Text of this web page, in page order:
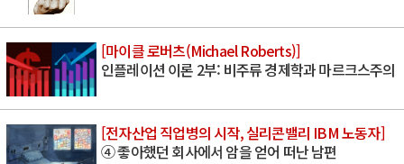
[마이클 로버츠(Michael Roberts)]
인플레이션 이론 2부: 비주류 경제학과 마르크스주의
[전자산업 직업병의 시작, 실리콘밸리 IBM 노동자]
④ 좋아했던 회사에서 암을 얻어 떠난 남편